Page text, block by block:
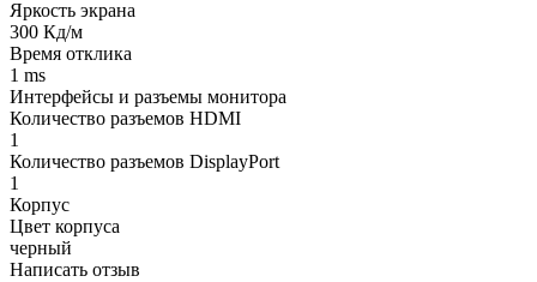
Яркость экрана
300 Кд/м
Время отклика
1 ms
Интерфейсы и разъемы монитора
Количество разъемов HDMI
1
Количество разъемов DisplayPort
1
Корпус
Цвет корпуса
черный
Написать отзыв